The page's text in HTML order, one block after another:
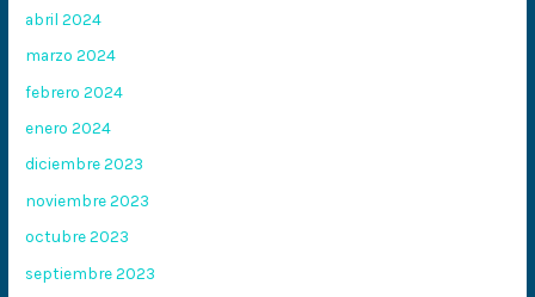
abril 2024
marzo 2024
febrero 2024
enero 2024
diciembre 2023
noviembre 2023
octubre 2023
septiembre 2023